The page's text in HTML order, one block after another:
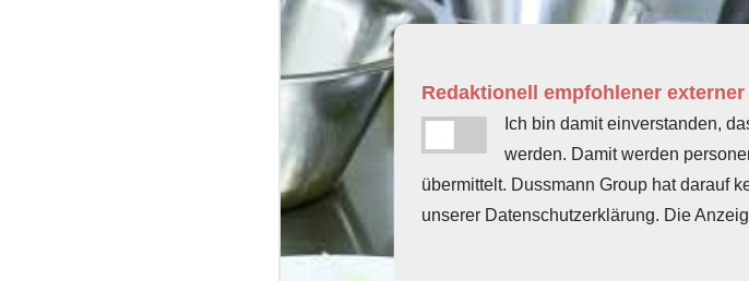
Redaktionell empfohlener
Ich bin damit einverstanden,
werden. Damit werden
übermittelt. Dussmann Group hat darauf
unserer Datenschutzerklärung. Die